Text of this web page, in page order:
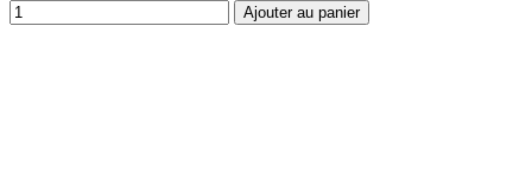
Ajouter au panier